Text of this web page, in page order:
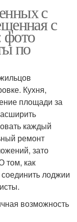
с
с
фото
по
Кухня,
площади за
каждый
ремонт
зато
том, как
соединить лоджии
возможность